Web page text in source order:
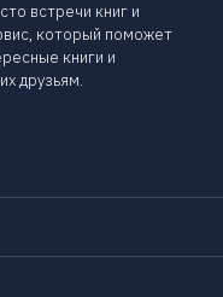
встречи книг и
который поможет
книги и
друзьям.